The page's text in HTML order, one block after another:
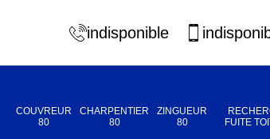
indisponible
COUVREUR
80
CHARPENTIER
80
ZINGUEUR
80
FUITE